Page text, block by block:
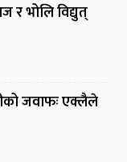
र भोलि विद्युत्
जवाफः एक्लैले